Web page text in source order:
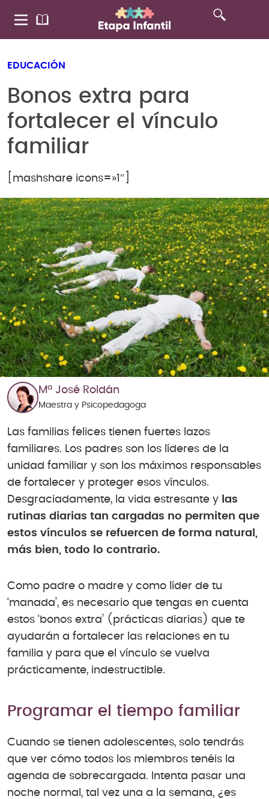
EDUCACIÓN
Bonos extra para
fortalecer el vínculo
familiar
[mashshare icons=»1″]
Mª José Roldán
Maestra y Psicopedagoga
Las familias felices tienen fuertes lazos
familiares. Los padres son los líderes de la
unidad familiar y son los máximos responsables
de fortalecer y proteger esos vínculos.
Desgraciadamente, la vida estresante y las
rutinas diarias tan cargadas no permiten que
estos vínculos se refuercen de forma natural,
más bien, todo lo contrario.
Como padre o madre y como líder de tu
‘manada’, es necesario que tengas en cuenta
estos ‘bonos extra’ (prácticas diarias) que te
ayudarán a fortalecer las relaciones en tu
familia y para que el vínculo se vuelva
prácticamente, indestructible.
Programar el tiempo familiar
Cuando se tienen adolescentes, solo tendrás
que ver cómo todos los miembros tenéis la
agenda de sobrecargada. Intenta pasar una
noche normal, tal vez una a la semana, ¿es